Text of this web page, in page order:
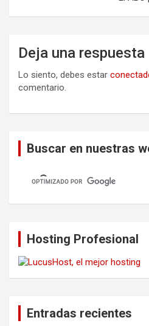
Deja una respuesta
Lo siento, debes estar
comentario.
Buscar en nuestras
Hosting Profesional
Entradas recientes